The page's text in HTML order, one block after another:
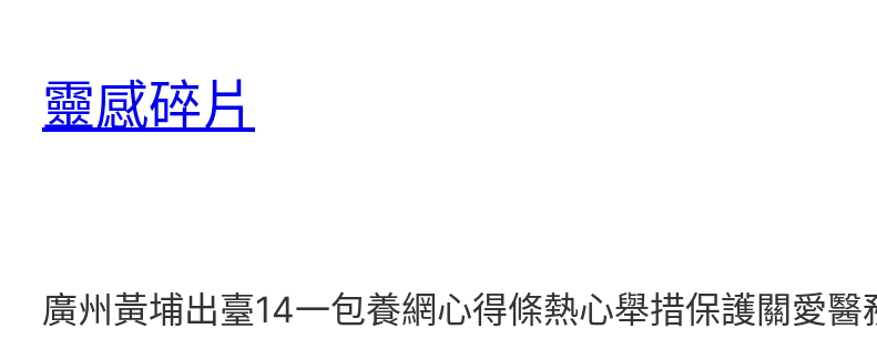
靈感碎片
廣州黃埔出臺14一包養網心得條熱心舉措保護關愛醫